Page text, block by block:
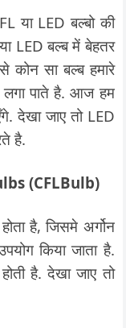
या LED बल्बो की
LED बल्ब में बेहतर
कोन सा बल्ब हमारे
लगा पाते है. आज हम
देखा जाए तो LED
है.
(CFLBulb)
है, जिसमे अर्गोन
किया जाता है.
है. देखा जाए तो